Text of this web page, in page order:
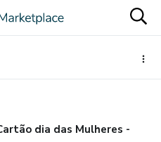
dia das Mulheres -